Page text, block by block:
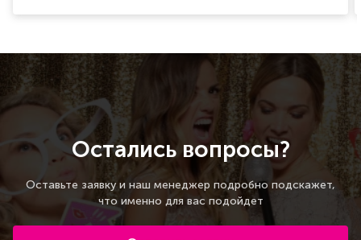
Остались вопросы?
Оставьте заявку и наш менеджер подробно подскажет,
что именно для вас подойдет